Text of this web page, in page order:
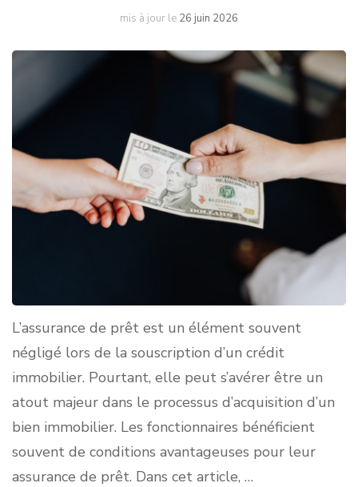
mis à jour le 26 juin 2026
L’assurance de prêt est un élément souvent
négligé lors de la souscription d’un crédit
immobilier. Pourtant, elle peut s’avérer être un
atout majeur dans le processus d’acquisition d’un
bien immobilier. Les fonctionnaires bénéficient
souvent de conditions avantageuses pour leur
assurance de prêt. Dans cet article, …